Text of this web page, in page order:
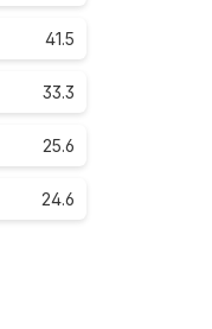
41.5
33.3
25.6
24.6